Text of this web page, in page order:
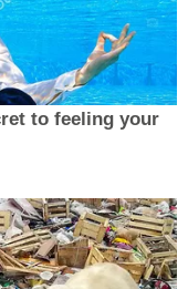
to feeling your